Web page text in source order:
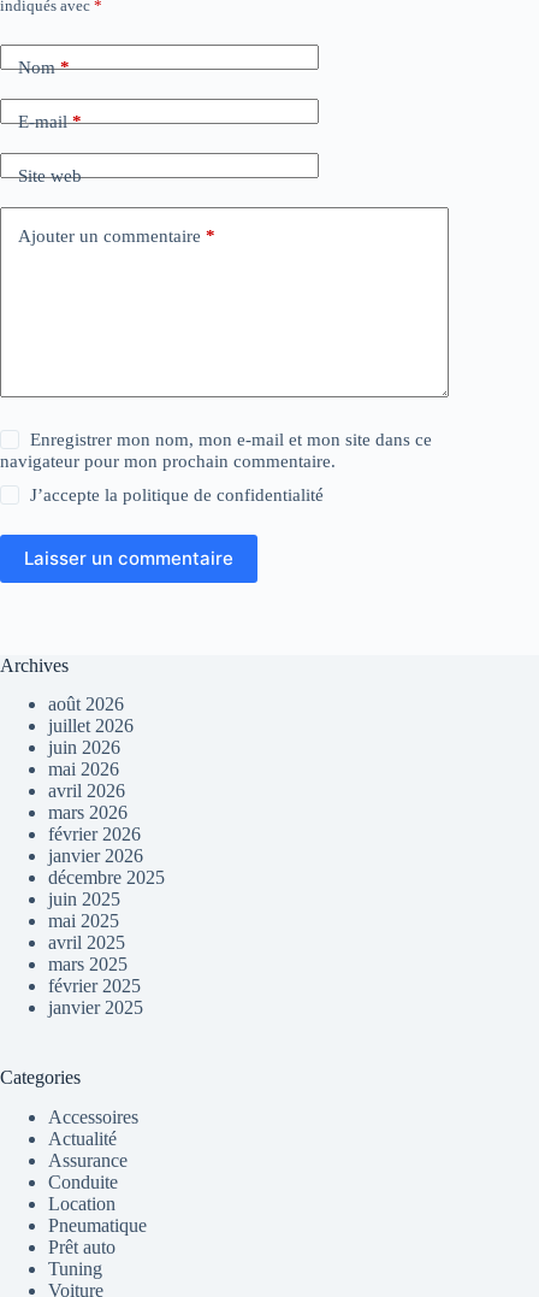
indiqués avec *
Nom*
E-mail*
Site web
Ajouter un commentaire *
Enregistrer mon nom, mon e-mail et mon site dans ce
navigateur pour mon prochain commentaire.
J’accepte lapolitique de confidentialité
Laisser un commentaire
Archives
août 2026
juillet 2026
juin 2026
mai 2026
avril 2026
mars 2026
février 2026
janvier 2026
décembre 2025
juin 2025
mai 2025
avril 2025
mars 2025
février 2025
janvier 2025
Categories
Accessoires
Actualité
Assurance
Conduite
Location
Pneumatique
Prêt auto
Tuning
Voiture